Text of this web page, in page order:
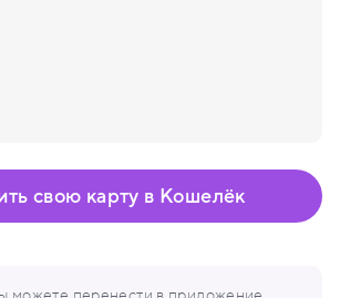
свою карту в Кошелёк